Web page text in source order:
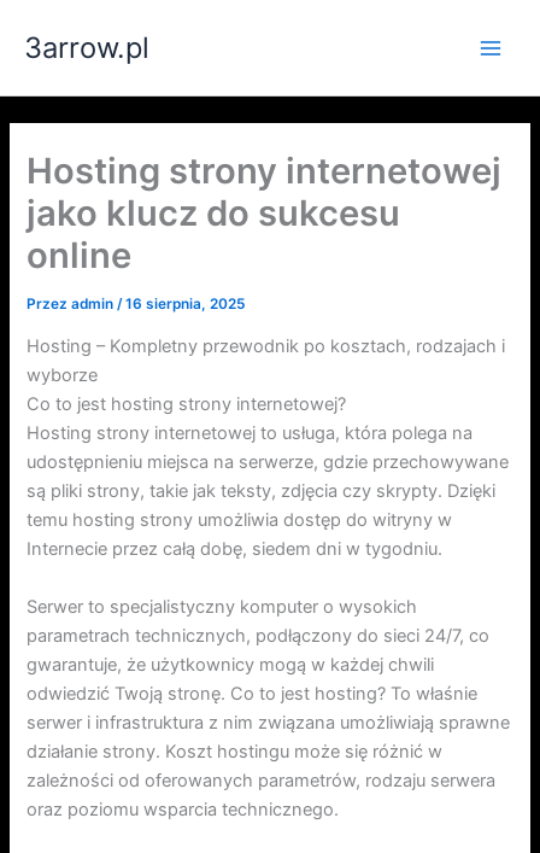
3arrow.pl
Hosting strony internetowej
jako klucz do sukcesu
online
Przezadmin /16 sierpnia, 2025
Hosting – Kompletny przewodnik po kosztach, rodzajach i
wyborze
Co to jest hosting strony internetowej?
Hosting strony internetowej to usługa, która polega na
udostępnieniu miejsca na serwerze, gdzie przechowywane
są pliki strony, takie jak teksty, zdjęcia czy skrypty. Dzięki
temu hosting strony umożliwia dostęp do witryny w
Internecie przez całą dobę, siedem dni w tygodniu.
Serwer to specjalistyczny komputer o wysokich
parametrach technicznych, podłączony do sieci 24/7, co
gwarantuje, że użytkownicy mogą w każdej chwili
odwiedzić Twoją stronę. Co to jest hosting? To właśnie
serwer i infrastruktura z nim związana umożliwiają sprawne
działanie strony. Koszt hostingu może się różnić w
zależności od oferowanych parametrów, rodzaju serwera
oraz poziomu wsparcia technicznego.